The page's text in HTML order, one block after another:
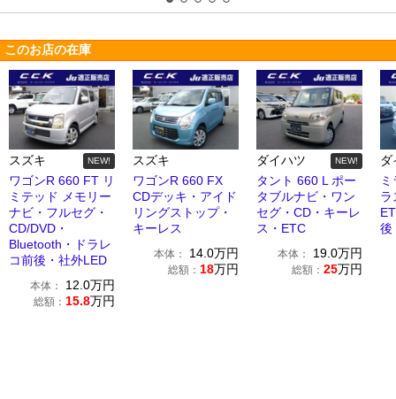
このお店の在庫
スズキ NEW!
ワゴンR 660 FT リ
ミテッド メモリー
ナビ・フルセグ・
CD/DVD・
Bluetooth・ドラレ
コ前後・社外LED
本体： 12.0万円
総額： 15.8万円
スズキ
ワゴンR 660 FX
CDデッキ・アイド
リングストップ・
キーレス
本体： 14.0万円
総額： 18万円
ダイハツ NEW!
タント 660 L ポー
タブルナビ・ワン
セグ・CD・キーレ
ス・ETC
本体： 19.0万円
総額： 25万円
ラ
後